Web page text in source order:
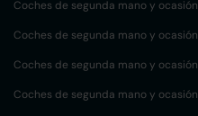
Coches de segunda mano y ocasión
Coches de segunda mano y ocasión
Coches de segunda mano y ocasión
Coches de segunda mano y ocasión